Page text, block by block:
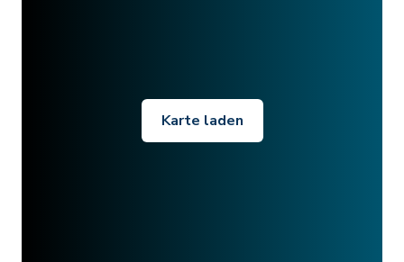
Karte laden